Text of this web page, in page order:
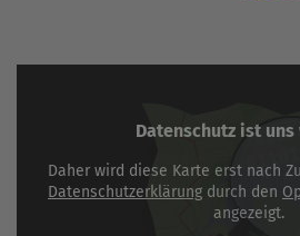
Datenschutz ist
Daher wird diese Karte erst nach
Datenschutzerklärung durch den
angezeigt.